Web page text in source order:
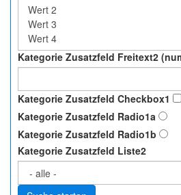
Kategorie Zusatzfeld Freitext2
Kategorie Zusatzfeld Checkbox1
Kategorie Zusatzfeld Radio1a
Kategorie Zusatzfeld Radio1b
Kategorie Zusatzfeld Liste2